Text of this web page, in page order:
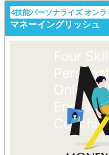
4技能パーソナライズ オン
マネーイングリッシュ